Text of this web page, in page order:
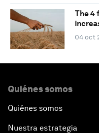
The 4
04 oct
Quiénes somos
Quiénes somos
Nuestra estrategia